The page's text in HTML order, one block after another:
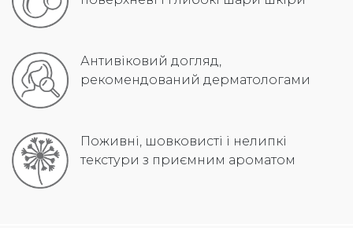
Антивіковий догляд,
рекомендований дерматологами
Поживні, шовковисті і нелипкі
текстури з приємним ароматом